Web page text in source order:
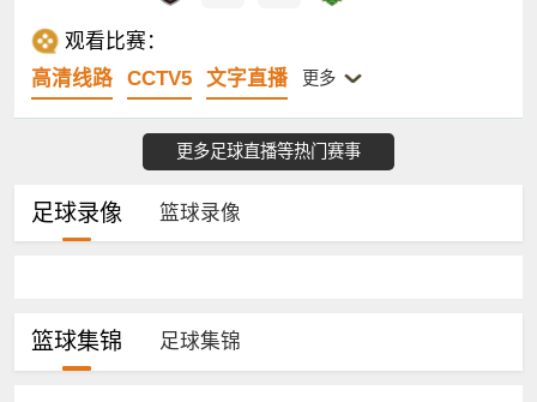
观看比赛：
高清线路
CCTV5 文字直播 更多
更多足球直播等热门赛事
足球录像 篮球录像
篮球集锦 足球集锦